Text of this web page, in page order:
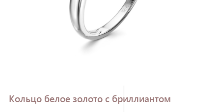
Кольцо белое золото с бриллиантом
Зарегистрироваться